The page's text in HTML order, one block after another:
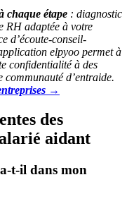
chaque étape : diagnostic
RH adaptée à votre
d’écoute-conseil-
elpyoo permet à
confidentialité à des
communauté d’entraide.
→
des
aidant
t-il dans mon